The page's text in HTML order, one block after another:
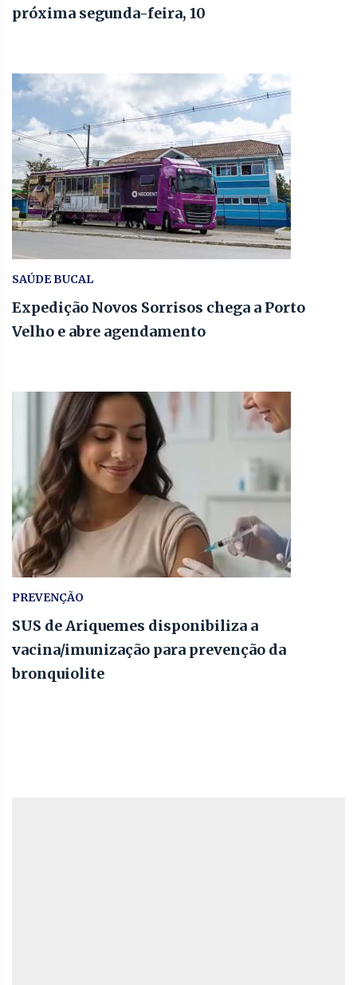
próxima segunda-feira, 10
SAÚDE BUCAL
Expedição Novos Sorrisos chega a Porto
Velho e abre agendamento
PREVENÇÃO
SUS de Ariquemes disponibiliza a
vacina/imunização para prevenção da
bronquiolite